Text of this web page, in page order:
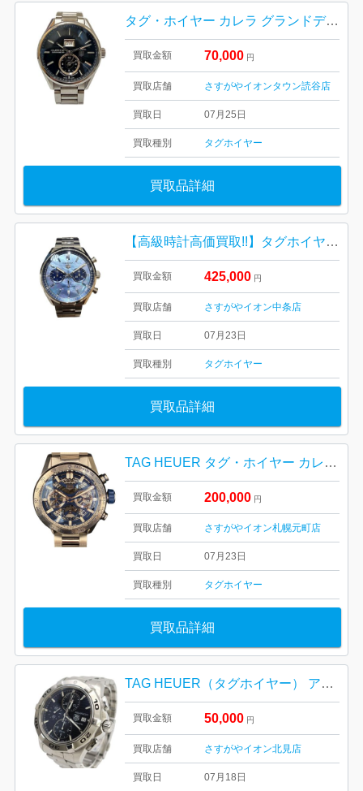
タグ・ホイヤー カレラ グランドデイト GMT キャリバー8
買取金額 70,000 円
買取店舗 さすがやイオンタウン読谷店
買取日 07月25日
買取種別 タグホイヤー
買取品詳細
【高級時計高価買取!!】タグホイヤー カレラ クロノグラフ ジャパンリミテッド
買取金額 425,000 円
買取店舗 さすがやイオン中条店
買取日 07月23日
買取種別 タグホイヤー
買取品詳細
TAG HEUER タグ・ホイヤー カレラ キャリバー ホイヤー02 クロノグラフ 札幌市 東区 元町
買取金額 200,000 円
買取店舗 さすがやイオン札幌元町店
買取日 07月23日
買取種別 タグホイヤー
買取品詳細
TAG HEUER（タグホイヤー） アクアレーサー CAF2110
買取金額 50,000 円
買取店舗 さすがやイオン北見店
買取日 07月18日